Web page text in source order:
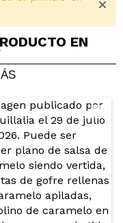
una foto
Imagínatelo...
Si No
5
EN